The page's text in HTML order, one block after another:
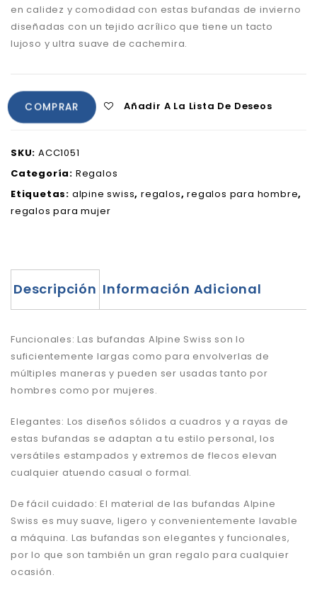
en calidez y comodidad con estas bufandas de invierno
diseñadas con un tejido acrílico que tiene un tacto
lujoso y ultra suave de cachemira.
COMPRAR Añadir A La Lista De Deseos
SKU: ACC1051
Categoría: Regalos
Etiquetas: alpine swiss,regalos,regalos para hombre,
regalos para mujer
Descripción Información Adicional
Funcionales: Las bufandas Alpine Swiss son lo
suficientemente largas como para envolverlas de
múltiples maneras y pueden ser usadas tanto por
hombres como por mujeres.
Elegantes: Los diseños sólidos a cuadros y a rayas de
estas bufandas se adaptan a tu estilo personal, los
versátiles estampados y extremos de flecos elevan
cualquier atuendo casual o formal.
De fácil cuidado: El material de las bufandas Alpine
Swiss es muy suave, ligero y convenientemente lavable
a máquina. Las bufandas son elegantes y funcionales,
por lo que son también un gran regalo para cualquier
ocasión.